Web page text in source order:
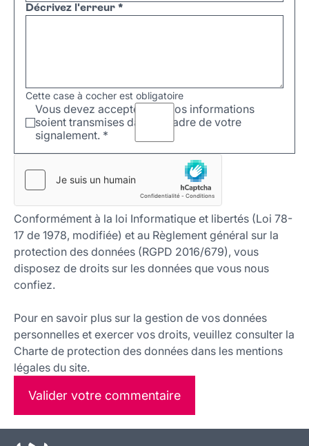
Décrivez l'erreur *
Cette case à cocher est obligatoire
Vous devez accepter que vos informations
soient transmises dans le cadre de votre
signalement. *
Conformément à la loi Informatique et libertés (Loi 78-
17 de 1978, modifiée) et au Règlement général sur la
protection des données (RGPD 2016/679), vous
disposez de droits sur les données que vous nous
confiez.
Pour en savoir plus sur la gestion de vos données
personnelles et exercer vos droits, veuillez consulter la
Charte de protection des données dans les mentions
légales du site.
Valider votre commentaire